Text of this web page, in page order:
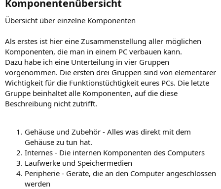
Komponentenübersicht​
Übersicht über einzelne Komponenten
Als erstes ist hier eine Zusammenstellung aller möglichen
Komponenten, die man in einem PC verbauen kann.
Dazu habe ich eine Unterteilung in vier Gruppen
vorgenommen. Die ersten drei Gruppen sind von elementarer
Wichtigkeit für die Funktionstüchtigkeit eures PCs. Die letzte
Gruppe beinhaltet alle Komponenten, auf die diese
Beschreibung nicht zutrifft.
Gehäuse und Zubehör - Alles was direkt mit dem
Gehäuse zu tun hat.
Internes - Die internen Komponenten des Computers
Laufwerke und Speichermedien
Peripherie - Geräte, die an den Computer angeschlossen
werden